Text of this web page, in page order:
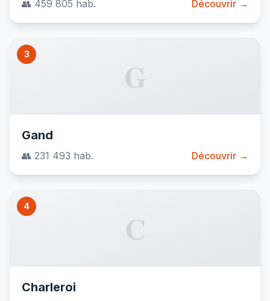
👥 459 805 hab. Découvrir →
3
G
Gand
👥 231 493 hab. Découvrir →
4
C
Charleroi